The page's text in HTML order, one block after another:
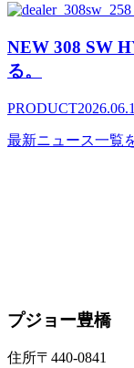
NEW 308 SW
る。
PRODUCT
最新ニュース一覧
プジョー豊橋
住所〒440-0841